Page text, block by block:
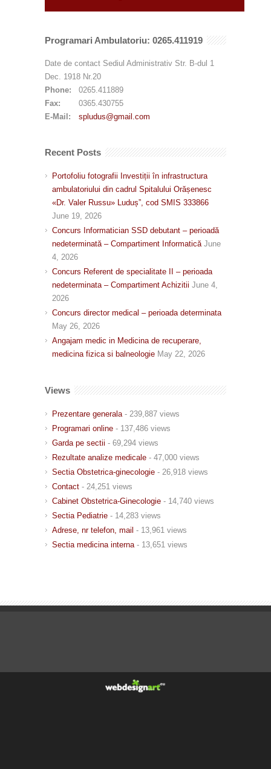
Programari Ambulatoriu: 0265.411919
Date de contact Sediul Administrativ Str. B-dul 1
Dec. 1918 Nr.20
Phone:
0265.411889
Fax:
0365.430755
E-Mail:
spludus@gmail.com
Recent Posts
Portofoliu fotografii Investiții în infrastructura
ambulatoriului din cadrul Spitalului Orășenesc
«Dr. Valer Russu» Luduș”, cod SMIS 333866
June 19, 2026
Concurs Informatician SSD debutant – perioadă
nedeterminată – Compartiment Informatică June
4, 2026
Concurs Referent de specialitate II – perioada
nedeterminata – Compartiment Achizitii June 4,
2026
Concurs director medical – perioada determinata
May 26, 2026
Angajam medic in Medicina de recuperare,
medicina fizica si balneologie May 22, 2026
Views
Prezentare generala - 239,887 views
Programari online - 137,486 views
Garda pe sectii - 69,294 views
Rezultate analize medicale - 47,000 views
Sectia Obstetrica-ginecologie - 26,918 views
Contact - 24,251 views
Cabinet Obstetrica-Ginecologie - 14,740 views
Sectia Pediatrie - 14,283 views
Adrese, nr telefon, mail - 13,961 views
Sectia medicina interna - 13,651 views